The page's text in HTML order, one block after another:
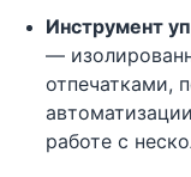
Инструмент
—
отпечатками,
работе с